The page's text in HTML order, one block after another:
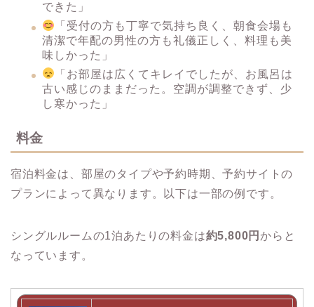
できた」
「受付の方も丁寧で気持ち良く、朝食会場も
清潔で年配の男性の方も礼儀正しく、料理も美
味しかった」
「お部屋は広くてキレイでしたが、お風呂は
古い感じのままだった。空調が調整できず、少
し寒かった」
料金
宿泊料金は、部屋のタイプや予約時期、予約サイトの
プランによって異なります。​以下は一部の例です。
シングルルームの1泊あたりの料金は約5,800円からと
なっています。